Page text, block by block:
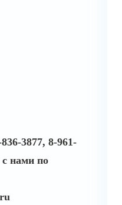
3877, 8-961-
с нами по